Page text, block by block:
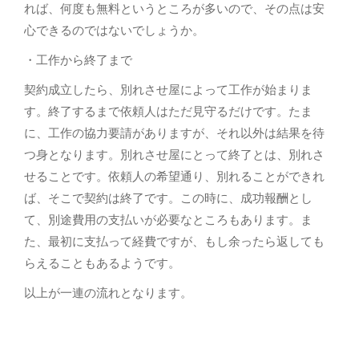
れば、何度も無料というところが多いので、その点は安
心できるのではないでしょうか。
・工作から終了まで
契約成立したら、別れさせ屋によって工作が始まりま
す。終了するまで依頼人はただ見守るだけです。たま
に、工作の協力要請がありますが、それ以外は結果を待
つ身となります。別れさせ屋にとって終了とは、別れさ
せることです。依頼人の希望通り、別れることができれ
ば、そこで契約は終了です。この時に、成功報酬とし
て、別途費用の支払いが必要なところもあります。ま
た、最初に支払って経費ですが、もし余ったら返しても
らえることもあるようです。
以上が一連の流れとなります。